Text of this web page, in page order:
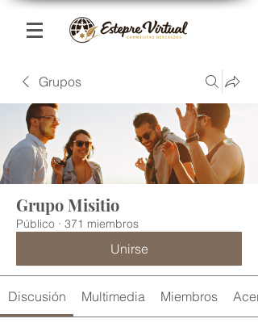
Grupos
Grupo Misitio
Público · 371 miembros
Unirse
Discusión Multimedia Miembros